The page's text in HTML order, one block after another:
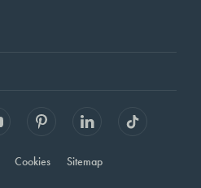
Cookies Sitemap